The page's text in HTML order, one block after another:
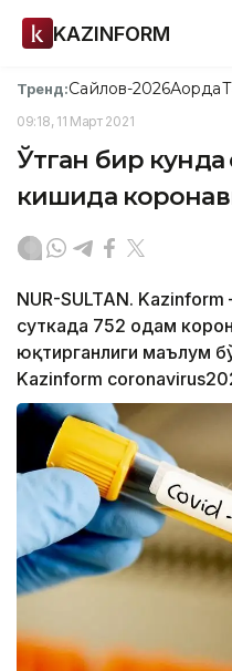
KAZINFORM
Тренд:Сайлов-2026Ақорда
09:18, 11 Март 2021
Ўтган бир кунда
кишида
NUR-SULTAN. Kazinform
суткада 752 одам
юқтирганлиги маълум
Kazinform